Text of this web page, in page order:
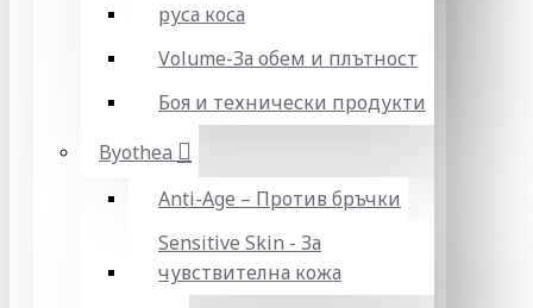
руса коса
Volume-За обем и плътност
Боя и технически продукти
Byothea
Anti-Age – Против бръчки
Sensitive Skin - За
чувствителна кожа